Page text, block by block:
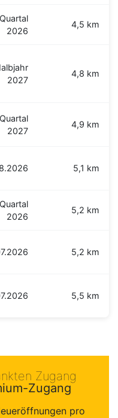
2026
4,5 km
2027
4,8 km
2027
4,9 km
5,1 km
2026
5,2 km
5,2 km
5,5 km
Zugang
Zugang
pro